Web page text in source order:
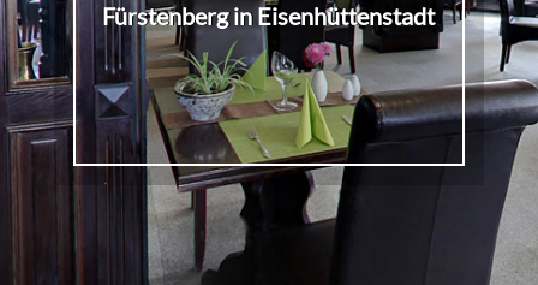
Fürstenberg in Eisenhüttenstadt